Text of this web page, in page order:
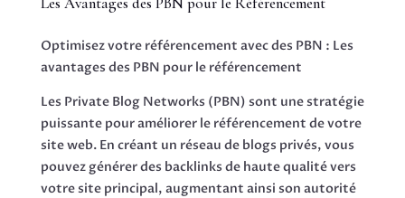
Optimisez votre référencement avec des PBN : Les
avantages des PBN pour le référencement
Les Private Blog Networks (PBN) sont une stratégie
puissante pour améliorer le référencement de votre
site web. En créant un réseau de blogs privés, vous
pouvez générer des backlinks de haute qualité vers
votre site principal, augmentant ainsi son autorité